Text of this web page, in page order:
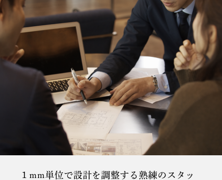
１mm単位で設計を調整する熟練のスタッ